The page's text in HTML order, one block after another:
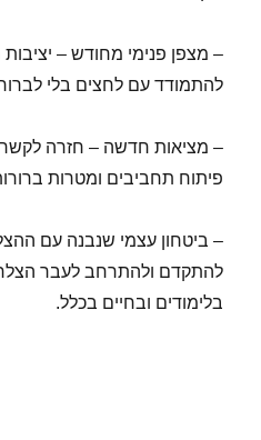
– מצפן פנימי מחודש – יציבות
להתמודד עם לחצים בלי
– מציאות חדשה – חזרה
פיתוח תחביבים ומטרות
– ביטחון עצמי שנבנה עם
להתקדם ולהתרחב לעבר
בלימודים ובחיים בכלל.